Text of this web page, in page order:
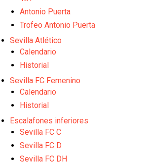
Oso es el siguiente en la lista
Banquillos confirmados: así
Previa | El Sevilla FC cierra la
Antonio Puerta
Trofeo Antonio Puerta
Sevilla Atlético
Calendario
Historial
Sevilla FC Femenino
Calendario
Historial
Escalafones inferiores
Sevilla FC C
Sevilla FC D
Sevilla FC DH